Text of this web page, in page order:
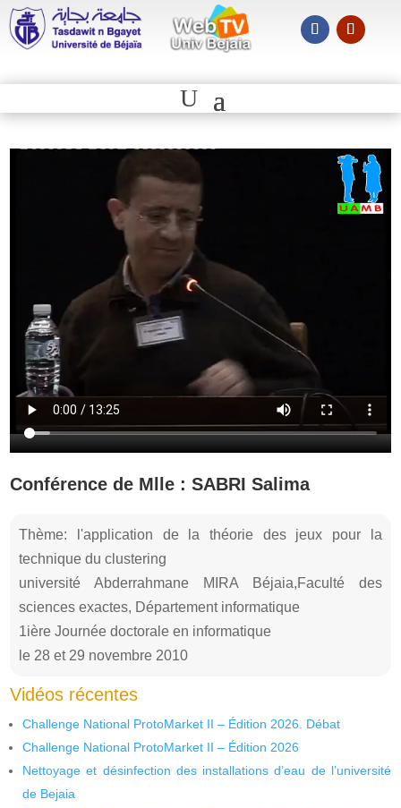
Conférence de Mlle : SABRI Salima
Thème: l'application de la théorie des jeux pour la
technique du clustering
université Abderrahmane MIRA Béjaia,Faculté des
sciences exactes, Département informatique
1ière Journée doctorale en informatique
le 28 et 29 novembre 2010
Vidéos récentes
Challenge National ProtoMarket II – Édition 2026. Débat
Challenge National ProtoMarket II – Édition 2026
Nettoyage et désinfection des installations d’eau de l’université
de Bejaia